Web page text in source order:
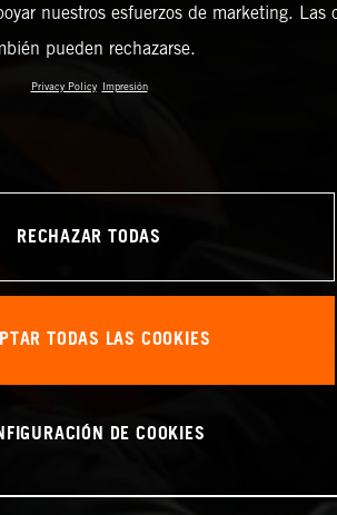
nuestros esfuerzos de marketing. Las
pueden rechazarse.
Privacy Policy Impresión
RECHAZAR TODAS
TODAS LAS COOKIES
DE COOKIES